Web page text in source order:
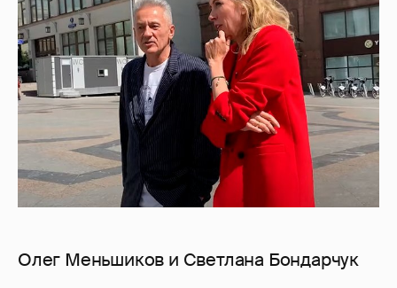
Олег Меньшиков и Светлана Бондарчук